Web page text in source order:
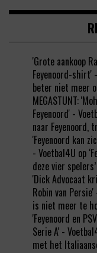
'Grote aankoop
Feyenoord-shirt'
beter niet meer
MEGASTUNT:
Feyenoord' -
naar Feyenoord,
'Feyenoord kan
- Voetbal4U op
deze vier spelers’
'Dick Advocaat
Robin van
is niet meer te
'Feyenoord en
Serie A' -
met het